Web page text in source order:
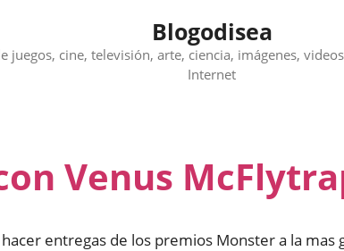
Blogodisea
juegos, cine, televisión, arte, ciencia, imágenes,
Internet
Venus
entregas de los premios Monster a la mas